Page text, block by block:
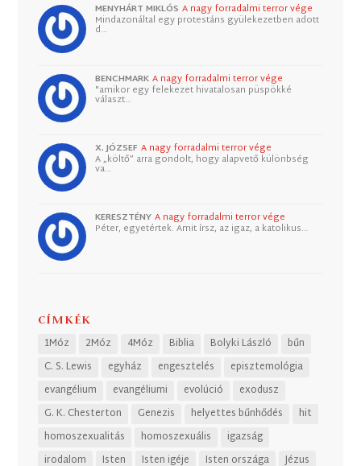
MENYHÁRT MIKLÓS A nagy forradalmi terror vége
Mindazonáltal egy protestáns gyülekezetben adott
d…
BENCHMARK A nagy forradalmi terror vége
"amikor egy felekezet hivatalosan püspökké
választ…
X. JÓZSEF A nagy forradalmi terror vége
A „költő” arra gondolt, hogy alapvető különbség
va…
KERESZTÉNY A nagy forradalmi terror vége
Péter, egyetértek. Amit írsz, az igaz, a katolikus…
CÍMKÉK
1Móz 2Móz 4Móz Biblia Bolyki László
bűn
C. S. Lewis
egyház engesztelés
episztemológia
evangélium
evangéliumi evolúció
exodusz
G. K. Chesterton
Genezis helyettes bűnhődés
hit
homoszexualitás
homoszexuális
igazság
irodalom
Isten Isten igéje Isten országa Jézus